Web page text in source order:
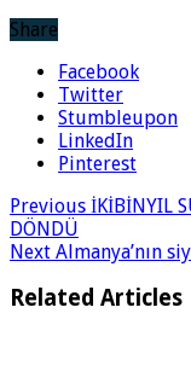
Share
Facebook
Twitter
Stumbleupon
LinkedIn
Pinterest
Previous İKİBİNYIL
DÖNDÜ
Next Almanya’nın
Related Articles